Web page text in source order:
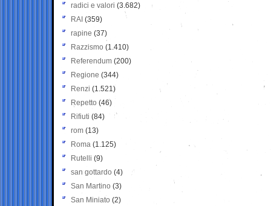
radici e valori (3.682)
RAI (359)
rapine (37)
Razzismo (1.410)
Referendum (200)
Regione (344)
Renzi (1.521)
Repetto (46)
Rifiuti (84)
rom (13)
Roma (1.125)
Rutelli (9)
san gottardo (4)
San Martino (3)
San Miniato (2)